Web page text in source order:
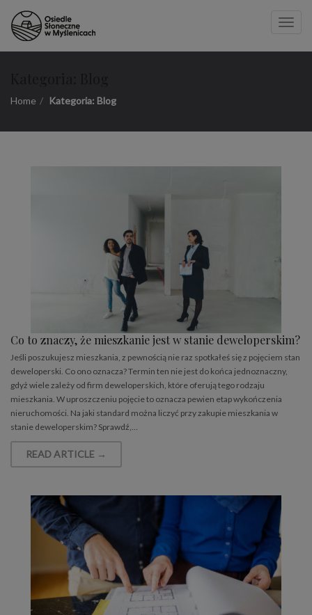
Toggle
Home Kategoria: Blog
Co to znaczy, że mieszkanie jest w stanie deweloperskim?
Jeśli poszukujesz mieszkania, z pewnością nie raz spotkałeś się z pojęciem stan
deweloperski. Co ono oznacza? Termin ten nie jest do końca jednoznaczny,
gdyż wiele zależy od firm deweloperskich, które oferują tego rodzaju
mieszkania. W uproszczeniu pojęcie to oznacza pewien etap wykończenia
nieruchomości. Na jaki standard można liczyć przy zakupie mieszkania w
stanie deweloperskim? Sprawdź,…
READ ARTICLE →